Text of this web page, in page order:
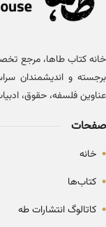
برجسته و اندیشمندان
عناوین فلسفه، حقوق،
صفحات
• خانه
• کتاب‌ها
• کاتالوگ انتشارات طه